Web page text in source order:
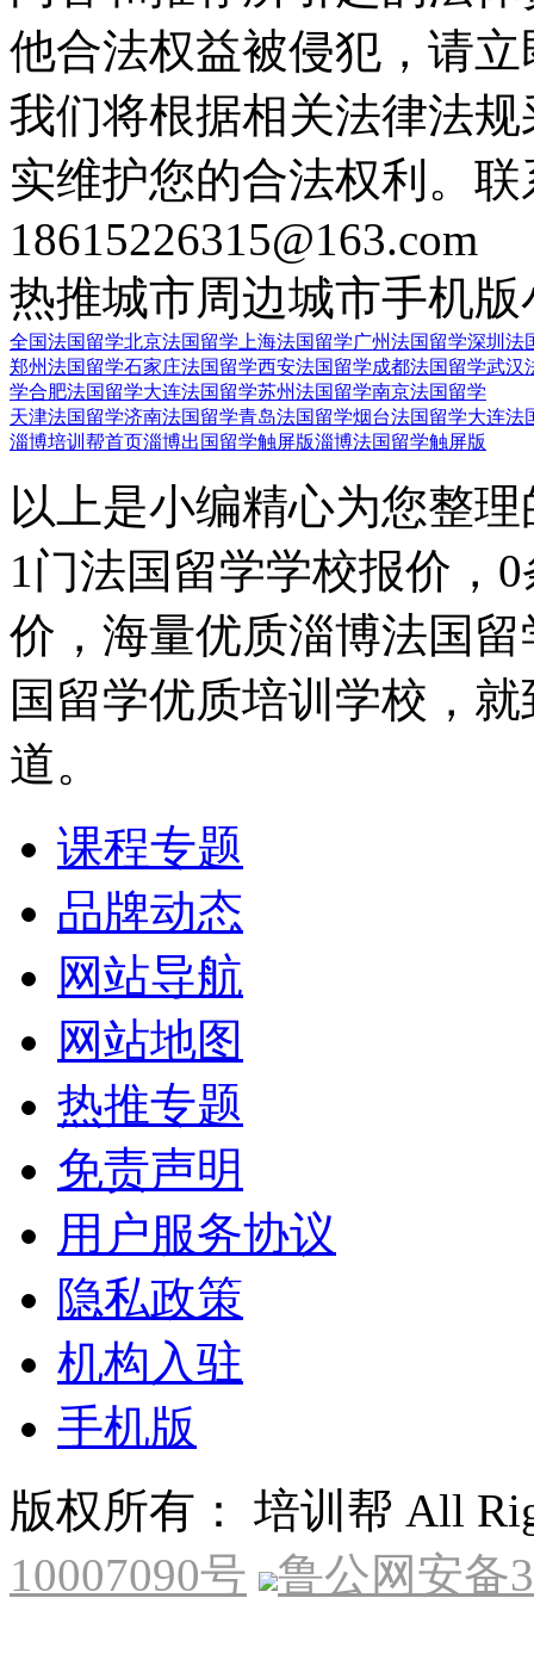
他合法权益被侵犯，请
我们将根据相关法律法
实维护您的合法权利。
18615226315@163.com
热推城市周边城市手机版
全国法国留学北京法国留学 上海法国留学广州法国留学深圳法
郑州法国留学石家庄法国留学西安法国留学成都法国留学武汉
学合肥法国留学大连法国留学苏州法国留学南京法国留学
天津法国留学济南法国留学青岛法国留学烟台法国留学大连法
淄博培训帮首页淄博出国留学触屏版淄博法国留学触屏版
以上是小编精心为您整
1门法国留学学校报价，
价，海量优质淄博法国
国留学优质培训学校，
道。
课程专题
品牌动态
网站导航
网站地图
热推专题
免责声明
用户服务协议
隐私政策
机构入驻
手机版
版权所有： 培训帮 All
10007090号
鲁公网安备